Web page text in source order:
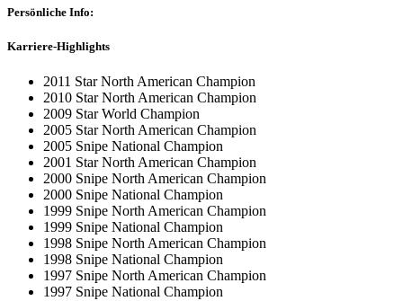
Persönliche Info:
Karriere-Highlights
2011 Star North American Champion
2010 Star North American Champion
2009 Star World Champion
2005 Star North American Champion
2005 Snipe National Champion
2001 Star North American Champion
2000 Snipe North American Champion
2000 Snipe National Champion
1999 Snipe North American Champion
1999 Snipe National Champion
1998 Snipe North American Champion
1998 Snipe National Champion
1997 Snipe North American Champion
1997 Snipe National Champion